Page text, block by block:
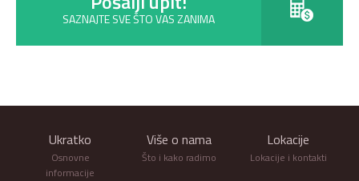
SAZNAJTE SVE ŠTO VAS ZANIMA
Ukratko
Osnovne
informacije
Više o nama
Što i kako radimo
Lokacije
Lokacije i kontakti